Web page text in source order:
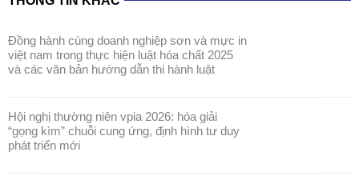
đồng hành cùng doanh nghiệp sơn và mực in
việt nam trong thực hiện luật hóa chất 2025
và các văn bản hướng dẫn thi hành luật
hội nghị thường niên vpia 2026: hóa giải
“gọng kìm” chuỗi cung ứng, định hình tư duy
phát triển mới